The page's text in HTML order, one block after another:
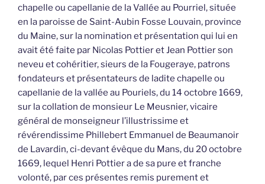
chapelle ou capellanie de la Vallée au Pourriel, située
en la paroisse de Saint-Aubin Fosse Louvain, province
du Maine, sur la nomination et présentation qui lui en
avait été faite par Nicolas Pottier et Jean Pottier son
neveu et cohéritier, sieurs de la Fougeraye, patrons
fondateurs et présentateurs de ladite chapelle ou
capellanie de la vallée au Pouriels, du 14 octobre 1669,
sur la collation de monsieur Le Meusnier, vicaire
général de monseigneur l’illustrissime et
révérendissime Phillebert Emmanuel de Beaumanoir
de Lavardin, ci-devant évêque du Mans, du 20 octobre
1669, lequel Henri Pottier a de sa pure et franche
volonté, par ces présentes remis purement et